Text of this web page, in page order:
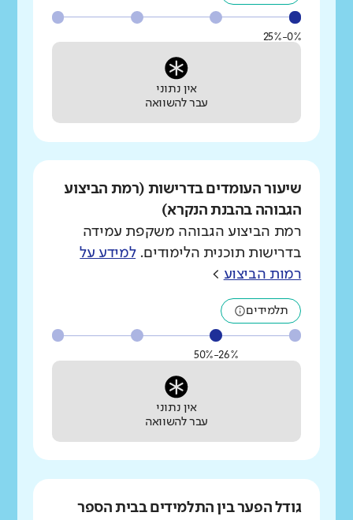
0%-25%
אין נתוני
עבר להשוואה
שיעור העומדים בדרישות (רמת הביצוע
הגבוהה בהבנת הנקרא)
רמת הביצוע הגבוהה משקפת עמידה
בדרישות תוכנית הלימודים.למידע על
רמות הביצוע >
תלמידים
26%-50%
אין נתוני
עבר להשוואה
גודל הפער בין התלמידים בבית הספר